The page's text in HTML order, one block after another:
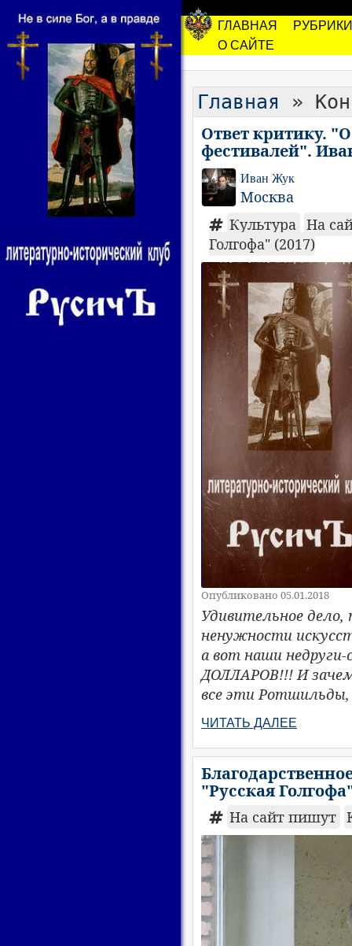
ГЛАВНАЯ
РУБРИКИ
О САЙТЕ
Главная »
Ответ критику.
фестивалей".
Иван Жук
Москва
Культура На
Голгофа" (2017)
Опубликовано 05.01.2018
Удивительное дело,
ненужности
а вот наши
ДОЛЛАРОВ!!! И
все эти
ЧИТАТЬ ДАЛЕЕ
"Русская
На сайт пишут